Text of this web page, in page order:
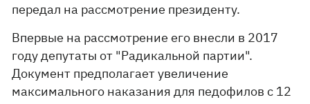
передал на рассмотрение президенту.
Впервые на рассмотрение его внесли в 2017
году депутаты от "Радикальной партии".
Документ предполагает увеличение
максимального наказания для педофилов с 12